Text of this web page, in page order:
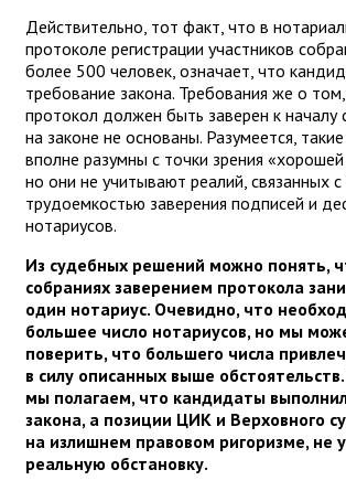
Действительно, тот факт, что в
протоколе регистрации участников
более 500 человек, означает, что
требование закона. Требования же о
протокол должен быть заверен к началу
на законе не основаны. Разумеется,
вполне разумны с точки зрения «хорошей
но они не учитывают реалий, связанных
трудоемкостью заверения подписей и
нотариусов.
Из судебных решений можно понять,
собраниях заверением протокола
один нотариус. Очевидно, что
большее число нотариусов, но мы
поверить, что большего числа
в силу описанных выше
мы полагаем, что кандидаты
закона, а позиции ЦИК и Верховного
на излишнем правовом ригоризме,
реальную обстановку.